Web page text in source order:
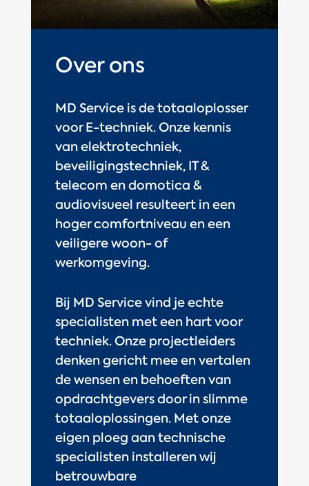
Over ons
MD Service is de totaaloplosser
voor E-techniek. Onze kennis
van elektrotechniek,
beveiligingstechniek, IT &
telecom en domotica &
audiovisueel resulteert in een
hoger comfortniveau en een
veiligere woon- of
werkomgeving.
Bij MD Service vind je echte
specialisten met een hart voor
techniek. Onze projectleiders
denken gericht mee en vertalen
de wensen en behoeften van
opdrachtgevers door in slimme
totaaloplossingen. Met onze
eigen ploeg aan technische
specialisten installeren wij
betrouwbare